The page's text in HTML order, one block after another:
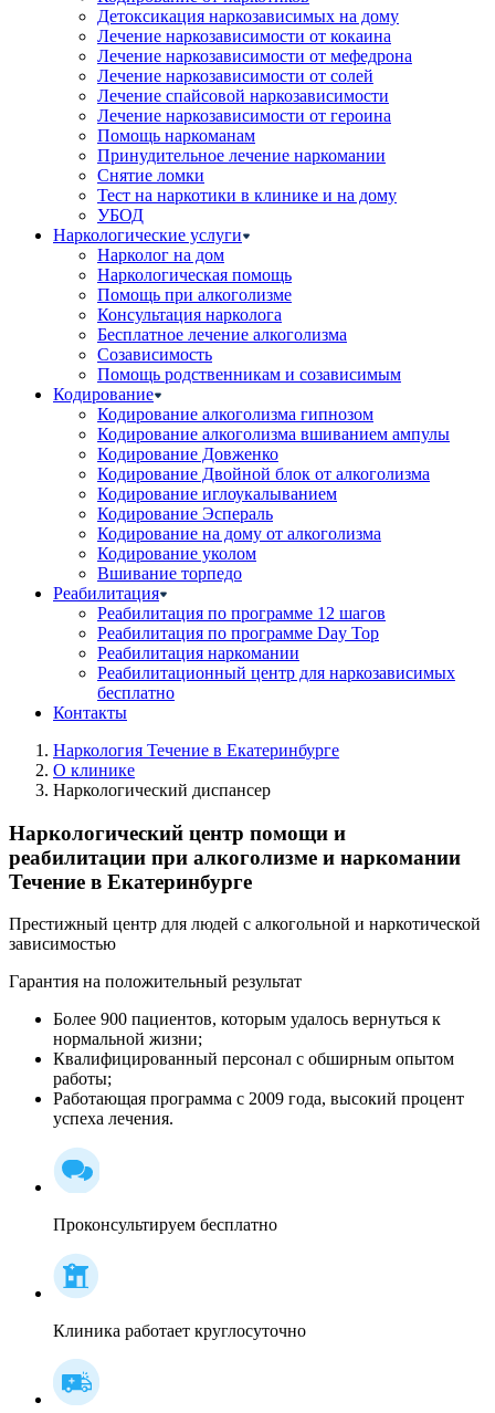
Детоксикация наркозависимых на дому
Лечение наркозависимости от кокаина
Лечение наркозависимости от мефедрона
Лечение наркозависимости от солей
Лечение спайсовой наркозависимости
Лечение наркозависимости от героина
Помощь наркоманам
Принудительное лечение наркомании
Снятие ломки
Тест на наркотики в клинике и на дому
УБОД
Наркологические услуги
Нарколог на дом
Наркологическая помощь
Помощь при алкоголизме
Консультация нарколога
Бесплатное лечение алкоголизма
Созависимость
Помощь родственникам и созависимым
Кодирование
Кодирование алкоголизма гипнозом
Кодирование алкоголизма вшиванием ампулы
Кодирование Довженко
Кодирование Двойной блок от алкоголизма
Кодирование иглоукалыванием
Кодирование Эспераль
Кодирование на дому от алкоголизма
Кодирование уколом
Вшивание торпедо
Реабилитация
Реабилитация по программе 12 шагов
Реабилитация по программе Day Top
Реабилитация наркомании
Реабилитационный центр для наркозависимых
бесплатно
Контакты
Наркология Течение в Екатеринбурге
О клинике
Наркологический диспансер
Наркологический центр помощи и
реабилитации при алкоголизме и наркомании
Течение в Екатеринбурге
Престижный центр для людей с алкогольной и наркотической
зависимостью
Гарантия на положительный результат
Более 900 пациентов, которым удалось вернуться к
нормальной жизни;
Квалифицированный персонал c обширным опытом
работы;
Работающая программа с 2009 года, высокий процент
успеха лечения.
Проконсультируем бесплатно
Клиника работает круглосуточно